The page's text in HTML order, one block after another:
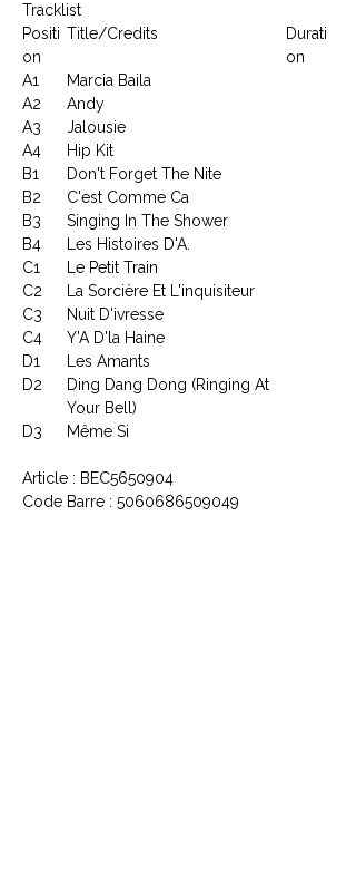
Tracklist
Positi
on
Title/Credits
Durati
on
A1
Marcia Baila
A2
Andy
A3
Jalousie
A4
Hip Kit
B1
Don't Forget The Nite
B2
C'est Comme Ca
B3
Singing In The Shower
B4
Les Histoires D'A.
C1
Le Petit Train
C2
La Sorcière Et L'inquisiteur
C3
Nuit D'ivresse
C4
Y'A D'la Haine
D1
Les Amants
D2
Ding Dang Dong (Ringing At
Your Bell)
D3
Même Si
Article : BEC5650904
Code Barre : 5060686509049